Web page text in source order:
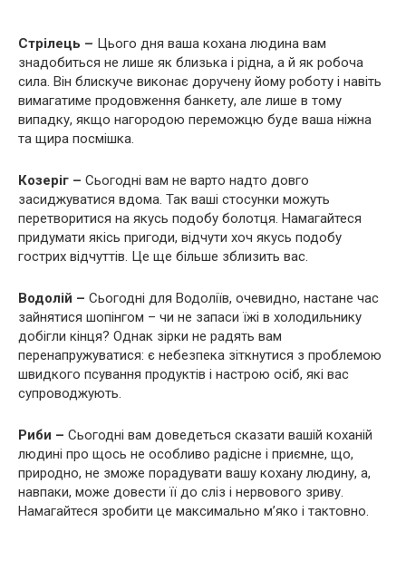
Стрілець – Цього дня ваша кохана людина вам
знадобиться не лише як близька і рідна, а й як робоча
сила. Він блискуче виконає доручену йому роботу і навіть
вимагатиме продовження банкету, але лише в тому
випадку, якщо нагородою переможцю буде ваша ніжна
та щира посмішка.
Козеріг – Сьогодні вам не варто надто довго
засиджуватися вдома. Так ваші стосунки можуть
перетворитися на якусь подобу болотця. Намагайтеся
придумати якісь пригоди, відчути хоч якусь подобу
гострих відчуттів. Це ще більше зблизить вас.
Водолій – Сьогодні для Водоліїв, очевидно, настане час
зайнятися шопінгом – чи не запаси їжі в холодильнику
добігли кінця? Однак зірки не радять вам
перенапружуватися: є небезпека зіткнутися з проблемою
швидкого псування продуктів і настрою осіб, які вас
супроводжують.
Риби – Сьогодні вам доведеться сказати вашій коханій
людині про щось не особливо радісне і приємне, що,
природно, не зможе порадувати вашу кохану людину, а,
навпаки, може довести її до сліз і нервового зриву.
Намагайтеся зробити це максимально м’яко і тактовно.